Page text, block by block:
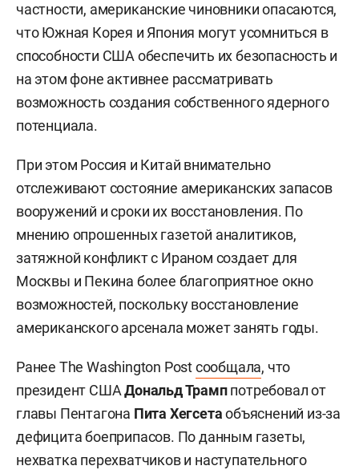
частности, американские чиновники опасаются,
что Южная Корея и Япония могут усомниться в
способности США обеспечить их безопасность и
на этом фоне активнее рассматривать
возможность создания собственного ядерного
потенциала.
При этом Россия и Китай внимательно
отслеживают состояние американских запасов
вооружений и сроки их восстановления. По
мнению опрошенных газетой аналитиков,
затяжной конфликт с Ираном создает для
Москвы и Пекина более благоприятное окно
возможностей, поскольку восстановление
американского арсенала может занять годы.
Ранее The Washington Postсообщала, что
президент СШАДональд Трамппотребовал от
главы Пентагона Пита Хегсетаобъяснений из-за
дефицита боеприпасов. По данным газеты,
нехватка перехватчиков и наступательного